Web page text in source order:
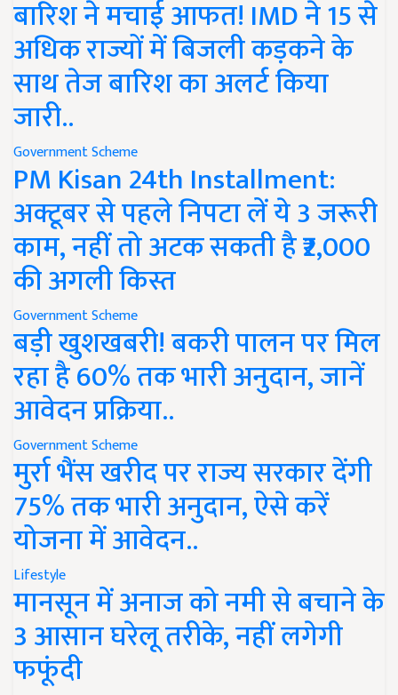
बारिश ने मचाई आफत! IMD ने 15 से
अधिक राज्यों में बिजली कड़कने के
साथ तेज बारिश का अलर्ट किया
जारी..
Government Scheme
PM Kisan 24th Installment:
अक्टूबर से पहले निपटा लें ये 3 जरूरी
काम, नहीं तो अटक सकती है ₹2,000
की अगली किस्त
Government Scheme
बड़ी खुशखबरी! बकरी पालन पर मिल
रहा है 60% तक भारी अनुदान, जानें
आवेदन प्रक्रिया..
Government Scheme
मुर्रा भैंस खरीद पर राज्य सरकार देंगी
75% तक भारी अनुदान, ऐसे करें
योजना में आवेदन..
Lifestyle
मानसून में अनाज को नमी से बचाने के
3 आसान घरेलू तरीके, नहीं लगेगी
फफूंदी